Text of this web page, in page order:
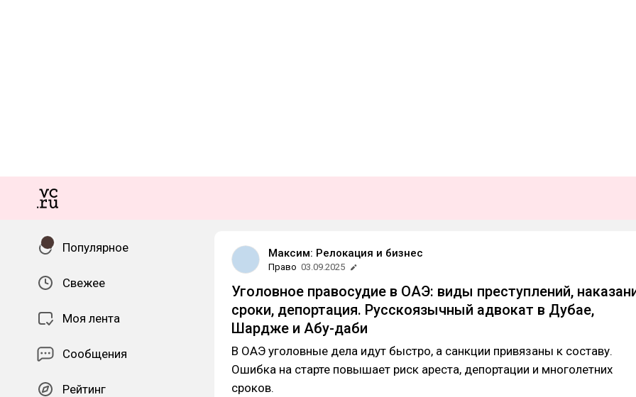
Популярное
Свежее
Моя лента
Сообщения
Рейтинг
Максим: Релокация и бизнес
Право 03.09.2025
Уголовное правосудие в ОАЭ: виды преступлений,
сроки, депортация. Русскоязычный адвокат в Дубае,
Шардже и Абу-даби
В ОАЭ уголовные дела идут быстро, а санкции привязаны к составу.
Ошибка на старте повышает риск ареста, депортации и многолетних
сроков.